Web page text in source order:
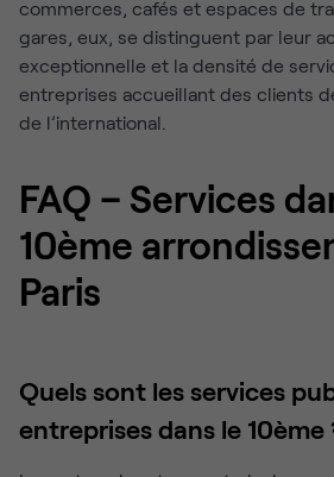
commerces, cafés et espaces de
gares, eux, se distinguent par leur
exceptionnelle et la densité de
entreprises accueillant des clients
de l’international.
FAQ – Services
10ème
Paris
Quels sont les services
entreprises dans le 10ème